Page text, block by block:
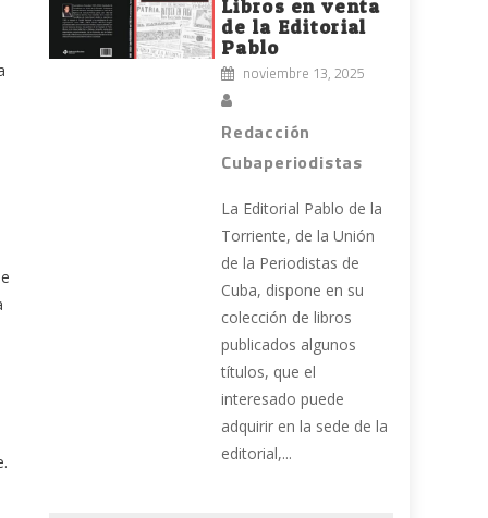
Libros en venta
de la Editorial
Pablo
noviembre 13, 2025
Redacción
Cubaperiodistas
La Editorial Pablo de la
Torriente, de la Unión
de la Periodistas de
Cuba, dispone en su
colección de libros
publicados algunos
títulos, que el
interesado puede
adquirir en la sede de la
editorial,...